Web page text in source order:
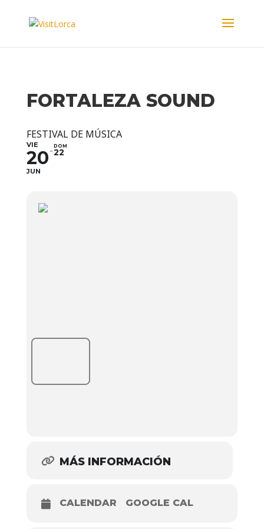
FORTALEZA SOUND
FESTIVAL DE MÚSICA
VIE
20
JUN
DOM
22
MÁS INFORMACIÓN
CALENDAR GOOGLE CAL